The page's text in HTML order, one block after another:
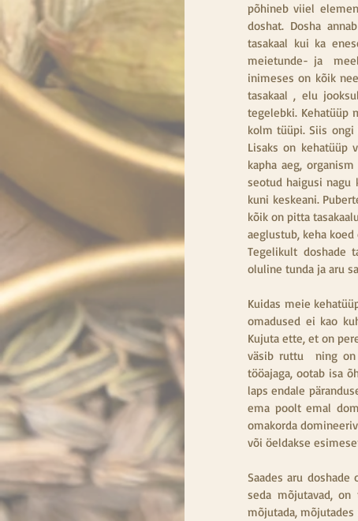
põhineb viiel
doshat. Dosha
tasakaal kui ka
meietunde- ja
inimeses on kõik
tasakaal , elu
tegelebki. Kehatüüp
kolm tüüpi. Siis ongi
Lisaks on kehatüüp
kapha aeg,
seotud haigusi nagu
kuni keskeani.
kõik on pitta
aeglustub, keha
Tegelikult doshade
oluline tunda ja aru
Kuidas meie
omadused ei kao
Kujuta ette, et on
väsib ruttu  ning on
tööajaga, ootab isa
laps endale
ema poolt emal
omakorda
või öeldakse
Saades aru
seda mõjutavad,
mõjutada,